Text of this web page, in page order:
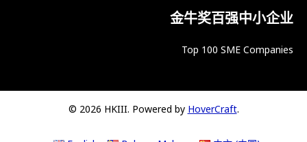
金牛奖百强中小企业
Top 100 SME Companies
© 2026 HKIII. Powered by HoverCraft.